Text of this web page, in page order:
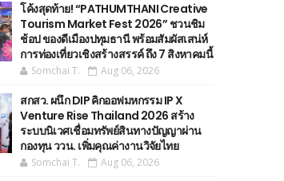
โค้งสุดท้าย! “PATHUMTHANI Creative
Tourism Market Fest 2026” ชวนชิม
ช้อป ของดีเมืองปทุมธานี พร้อมสัมผัสเสน่ห์
การท่องเที่ยวเชิงสร้างสรรค์ ถึง 7 สิงหาคมนี้
Somchai T. Aug 06, 2026
สกสว. ผนึก DIP คิกออฟมหกรรม IP X
Venture Rise Thailand 2026 สร้าง
ระบบนิเวศเชื่อมทรัพย์สินทางปัญญาผ่าน
กองทุน ววน. เพิ่มคุณค่างานวิจัยไทย
Somchai T. Aug 06, 2026